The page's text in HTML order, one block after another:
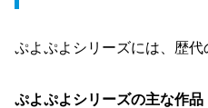
ぷよぷよシリーズには、歴代
ぷよぷよシリーズの主な作品